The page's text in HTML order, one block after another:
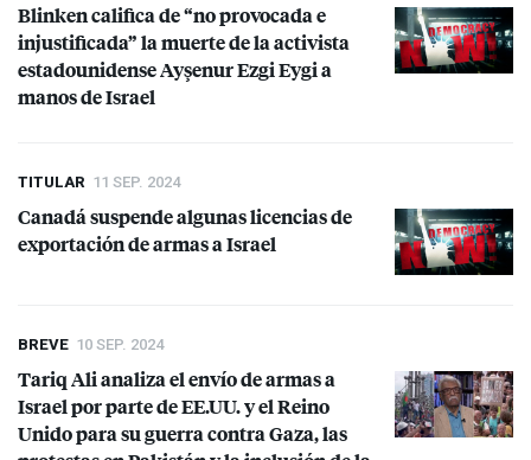
Blinken califica de “no provocada e
injustificada” la muerte de la activista
estadounidense Ayşenur Ezgi Eygi a
manos de Israel
TITULAR 11 SEP. 2024
Canadá suspende algunas licencias de
exportación de armas a Israel
BREVE 10 SEP. 2024
Tariq Ali analiza el envío de armas a
Israel por parte de EE.UU. y el Reino
Unido para su guerra contra Gaza, las